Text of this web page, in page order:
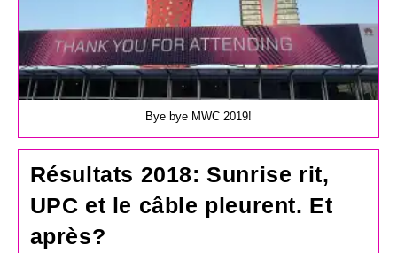
Bye bye MWC 2019!
Résultats 2018: Sunrise rit,
UPC et le câble pleurent. Et
après?